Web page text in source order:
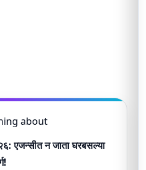
about
एजन्सीत न जाता घरबसल्या